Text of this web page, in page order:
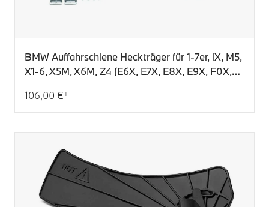
BMW Auffahrschiene Heckträger für 1-7er, iX, M5,
X1-6, X5M, X6M, Z4 (E6X, E7X, E8X, E9X, F0X,
G3X, G4X, I20)
Aktueller Preis: 106,00 €
106,00 € 1